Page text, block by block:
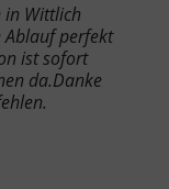
in Wittlich
Ablauf perfekt
ist sofort
da.Danke